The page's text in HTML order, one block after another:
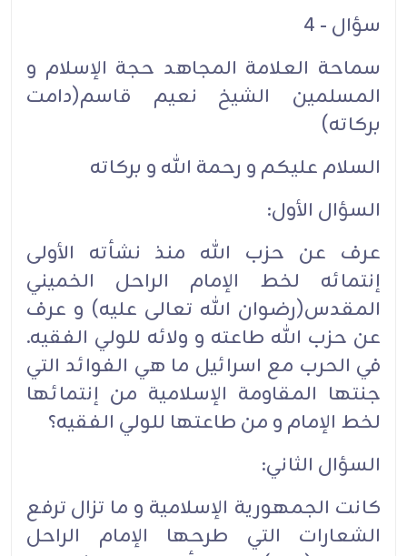
سؤال - 4
سماحة العلامة المجاهد حجة الإسلام و
المسلمين الشيخ نعيم قاسم(دامت
بركاته)
السلام عليكم و رحمة الله و بركاته
السؤال الأول:
عرف عن حزب الله منذ نشأته الأولى
إنتمائه لخط الإمام الراحل الخميني
المقدس(رضوان الله تعالى عليه) و عرف
عن حزب الله طاعته و ولائه للولي الفقيه.
في الحرب مع اسرائيل ما هي الفوائد التي
جنتها المقاومة الإسلامية من إنتمائها
لخط الإمام و من طاعتها للولي الفقيه؟
السؤال الثاني:
كانت الجمهورية الإسلامية و ما تزال ترفع
الشعارات التي طرحها الإمام الراحل